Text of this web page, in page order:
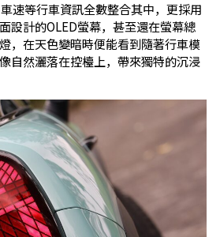
速等行車資訊全數整合其中，更採用
設計的OLED螢幕，甚至還在螢幕總
，在天色變暗時便能看到隨著行車模
自然灑落在控檯上，帶來獨特的沉浸